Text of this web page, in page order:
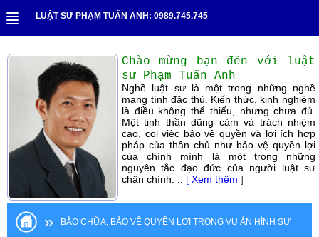
LUẬT SƯ PHẠM TUẤN ANH: 0989.745.745
Chào mừng bạn đến với luật
sư Phạm Tuấn Anh
Nghề luật sư là một trong những nghề
mang tính đặc thù. Kiến thức, kinh nghiệm
là điều không thể thiếu, nhưng chưa đủ.
Một tinh thần dũng cảm và trách nhiệm
cao, coi việc bảo vệ quyền và lợi ích hợp
pháp của thân chủ như bảo vệ quyền lợi
của chính mình là một trong những
nguyên tắc đạo đức của người luật sư
chân chính. .. [ Xem thêm ]
» BÀO CHỮA, BẢO VỆ QUYỀN LỢI TRONG VỤ ÁN HÌNH SỰ